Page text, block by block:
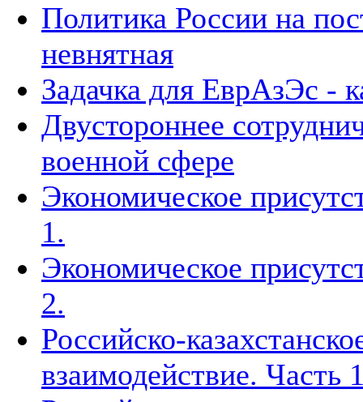
Политика России на
невнятная
Задачка для ЕврАзЭс -
Двустороннее
военной сфере
Экономическое
1.
Экономическое
2.
Российско-
взаимодействие. Часть